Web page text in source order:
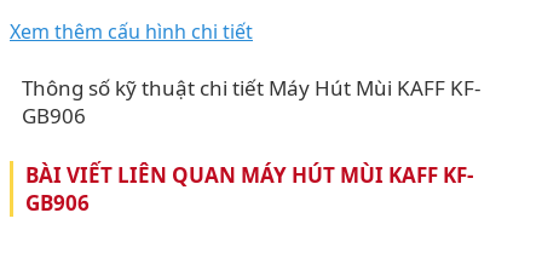
Xem thêm cấu hình chi tiết
Thông số kỹ thuật chi tiết Máy Hút Mùi KAFF KF-
GB906
BÀI VIẾT LIÊN QUAN MÁY HÚT MÙI KAFF KF-
GB906